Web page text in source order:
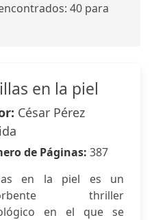
40 para
en la piel
César Pérez
de Páginas: 387
en la piel es un
thriller
en el que se